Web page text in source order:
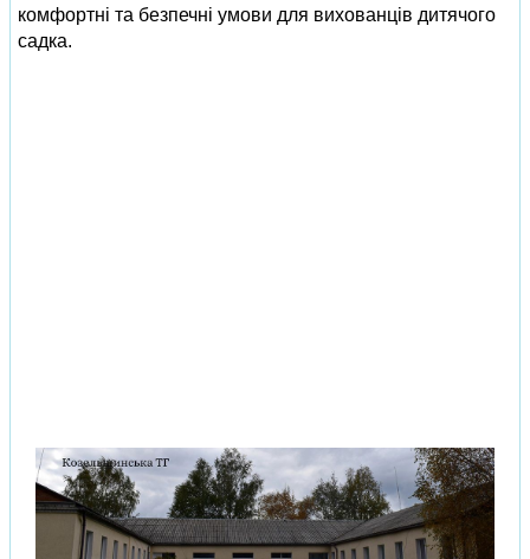
комфортні та безпечні умови для вихованців дитячого
садка.